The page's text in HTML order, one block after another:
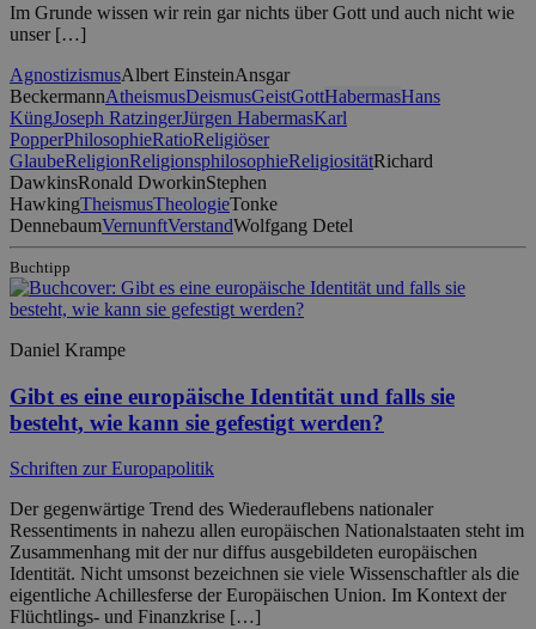
Im Grunde wissen wir rein gar nichts über Gott und auch nicht wie
unser […]
AgnostizismusAlbert EinsteinAnsgar
BeckermannAtheismusDeismusGeistGottHabermasHans
KüngJoseph RatzingerJürgen HabermasKarl
PopperPhilosophieRatioReligiöser
GlaubeReligionReligionsphilosophieReligiositätRichard
DawkinsRonald DworkinStephen
HawkingTheismusTheologieTonke
DennebaumVernunftVerstandWolfgang Detel
Buchtipp
Daniel Krampe
Gibt es eine europäische Identität und falls sie
besteht, wie kann sie gefestigt werden?
Schriften zur Europapolitik
Der gegenwärtige Trend des Wiederauflebens nationaler
Ressentiments in nahezu allen europäischen Nationalstaaten steht im
Zusammenhang mit der nur diffus ausgebildeten europäischen
Identität. Nicht umsonst bezeichnen sie viele Wissenschaftler als die
eigentliche Achillesferse der Europäischen Union. Im Kontext der
Flüchtlings- und Finanzkrise […]